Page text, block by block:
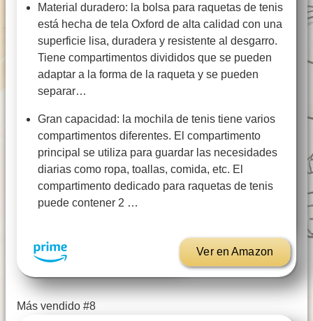
Material duradero: la bolsa para raquetas de tenis
está hecha de tela Oxford de alta calidad con una
superficie lisa, duradera y resistente al desgarro.
Tiene compartimentos divididos que se pueden
adaptar a la forma de la raqueta y se pueden
separar…
Gran capacidad: la mochila de tenis tiene varios
compartimentos diferentes. El compartimento
principal se utiliza para guardar las necesidades
diarias como ropa, toallas, comida, etc. El
compartimento dedicado para raquetas de tenis
puede contener 2 …
Ver en Amazon
Más vendido #8